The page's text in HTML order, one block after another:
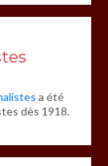
a été
dès 1918.